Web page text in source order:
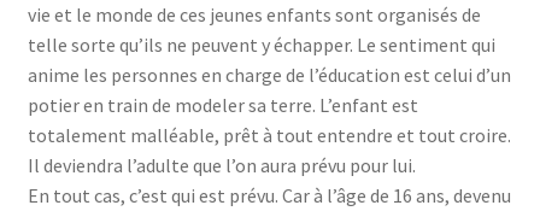
vie et le monde de ces jeunes enfants sont organisés de
telle sorte qu’ils ne peuvent y échapper. Le sentiment qui
anime les personnes en charge de l’éducation est celui d’un
potier en train de modeler sa terre. L’enfant est
totalement malléable, prêt à tout entendre et tout croire.
Il deviendra l’adulte que l’on aura prévu pour lui.
En tout cas, c’est qui est prévu. Car à l’âge de 16 ans, devenu